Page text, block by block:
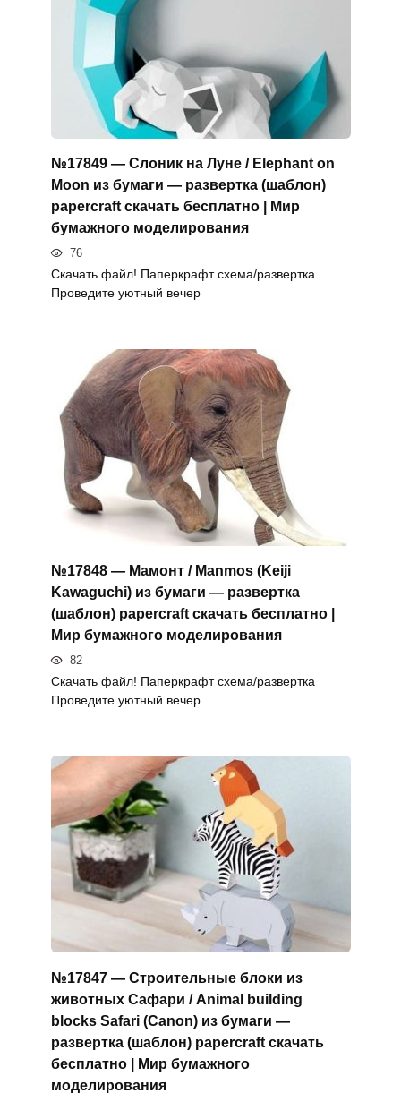
№17849 — Слоник на Луне / Elephant on
Moon из бумаги — развертка (шаблон)
papercraft скачать бесплатно | Мир
бумажного моделирования
76
Скачать файл! Паперкрафт схема/развертка
Проведите уютный вечер
№17848 — Мамонт / Manmos (Keiji
Kawaguchi) из бумаги — развертка
(шаблон) papercraft скачать бесплатно |
Мир бумажного моделирования
82
Скачать файл! Паперкрафт схема/развертка
Проведите уютный вечер
№17847 — Строительные блоки из
животных Сафари / Animal building
blocks Safari (Canon) из бумаги —
развертка (шаблон) papercraft скачать
бесплатно | Мир бумажного
моделирования